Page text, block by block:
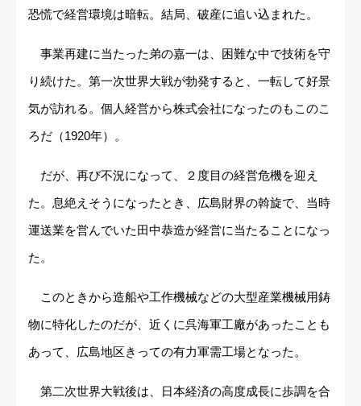
恐慌で経営環境は暗転。結局、破産に追い込まれた。
事業再建に当たった弟の嘉一は、困難な中で技術を守
り続けた。第一次世界大戦が勃発すると、一転して好景
気が訪れる。個人経営から株式会社になったのもこのこ
ろだ（1920年）。
だが、再び不況になって、２度目の経営危機を迎え
た。息絶えそうになったとき、広島財界の斡旋で、当時
運送業を営んでいた田中恭造が経営に当たることになっ
た。
このときから造船や工作機械などの大型産業機械用鋳
物に特化したのだが、近くに呉海軍工廠があったことも
あって、広島地区きっての有力軍需工場となった。
第二次世界大戦後は、日本経済の高度成長に歩調を合